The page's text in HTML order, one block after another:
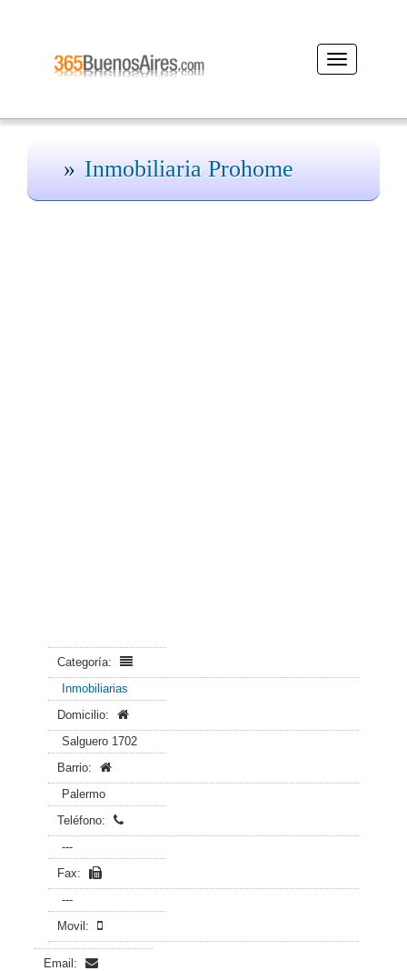
Desplegar
navegación
Inmobiliaria Prohome
Categoría:
Inmobiliarias
Domicilio:
Salguero 1702
Barrio:
Palermo
Teléfono:
---
Fax:
---
Movil:
Email: